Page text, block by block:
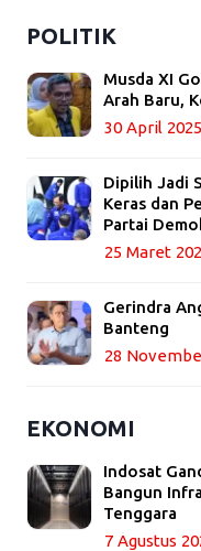
POLITIK
Musda XI
Arah Baru,
30 April 2025
Dipilih Jadi
Keras dan
Partai
25 Maret
Gerindra
Banteng
28
EKONOMI
Indosat
Bangun
Tenggara
7 Agustus